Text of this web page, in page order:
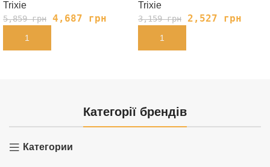
Trixie
5,859грн 4,687 грн
В КОРЗИНУ
Trixie
3,159грн 2,527 грн
В КОРЗИНУ
Категорії брендів
Категории